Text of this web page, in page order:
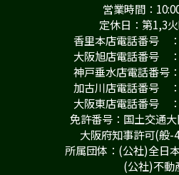
営業時間：
定休日：第1,3
香里本店電話番号
大阪旭店電話番号
神戸垂水店電話番号
加古川店電話番号
大阪東店電話番号
免許番号：国土交通
大阪府知事許可(般-
所属団体：(公社)全日
(公社)不動産